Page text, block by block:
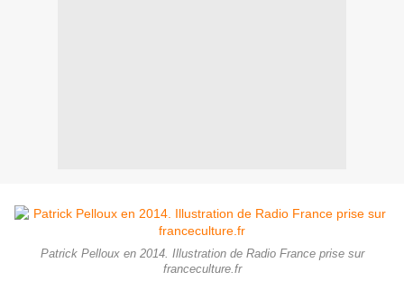
Patrick Pelloux en 2014. Illustration de Radio France prise sur
franceculture.fr